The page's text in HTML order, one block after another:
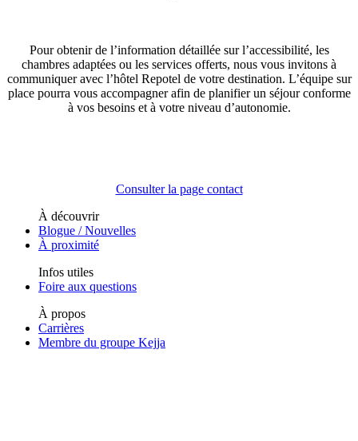
Pour obtenir de l’information détaillée sur l’accessibilité, les
chambres adaptées ou les services offerts, nous vous invitons à
communiquer avec l’hôtel Repotel de votre destination. L’équipe sur
place pourra vous accompagner afin de planifier un séjour conforme
à vos besoins et à votre niveau d’autonomie.
Consulter la page contact
À découvrir
Blogue / Nouvelles
À proximité
Infos utiles
Foire aux questions
À propos
Carrières
Membre du groupe Kejja